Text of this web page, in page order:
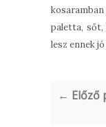
paletta, sőt,
lesz ennek jó
← Előző